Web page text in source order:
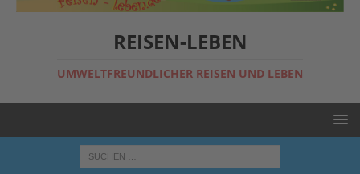
REISEN-LEBEN
UMWELTFREUNDLICHER REISEN UND LEBEN